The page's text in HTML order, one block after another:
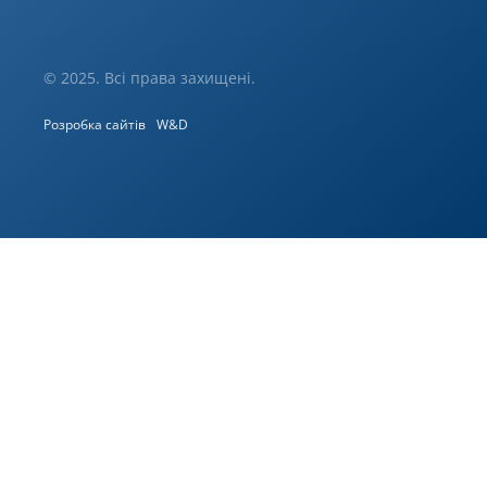
© 2025. Всі права захищені.
Розробка сайтів W&D